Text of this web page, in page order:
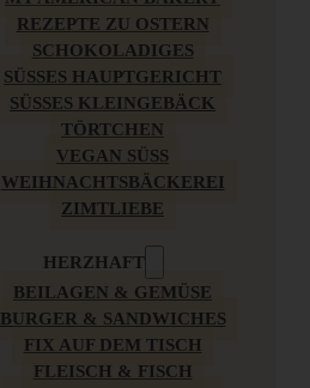
REZEPTE ZU OSTERN
SCHOKOLADIGES
SÜSSES HAUPTGERICHT
SÜSSES KLEINGEBÄCK
TÖRTCHEN
VEGAN SÜSS
WEIHNACHTSBÄCKEREI
ZIMTLIEBE
HERZHAFT
BEILAGEN & GEMÜSE
BURGER & SANDWICHES
FIX AUF DEM TISCH
FLEISCH & FISCH